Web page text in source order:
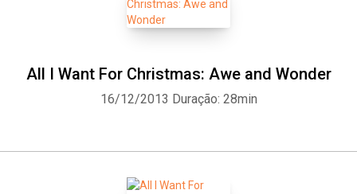
All I Want For Christmas: Awe and Wonder
16/12/2013 Duração: 28min